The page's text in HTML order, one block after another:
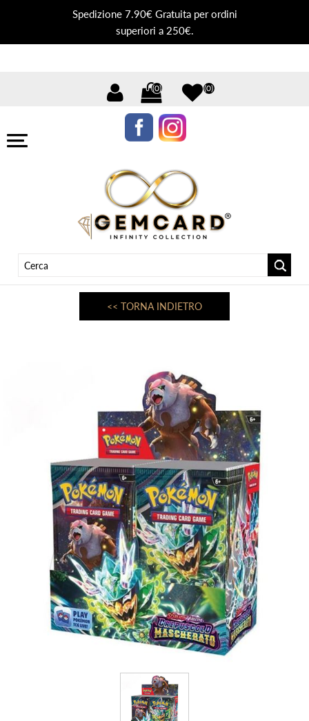
Spedizione 7.90€ Gratuita per ordini
superiori a 250€.
(0) (0)
<< TORNA INDIETRO